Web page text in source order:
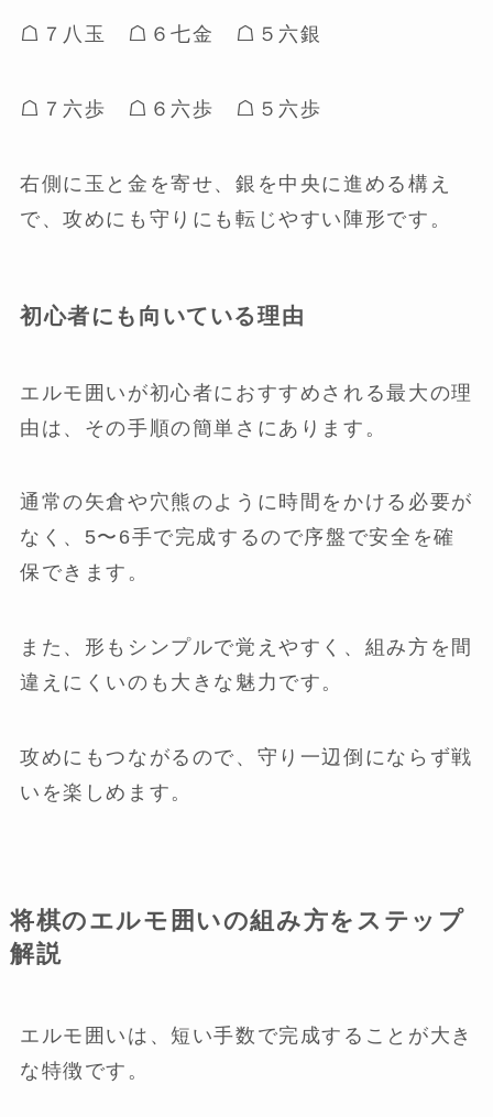
☖７八玉 ☖６七金 ☖５六銀
☖７六歩 ☖６六歩 ☖５六歩
右側に玉と金を寄せ、銀を中央に進める構え
で、攻めにも守りにも転じやすい陣形です。
初心者にも向いている理由
エルモ囲いが初心者におすすめされる最大の理
由は、その手順の簡単さにあります。
通常の矢倉や穴熊のように時間をかける必要が
なく、5〜6手で完成するので序盤で安全を確
保できます。
また、形もシンプルで覚えやすく、組み方を間
違えにくいのも大きな魅力です。
攻めにもつながるので、守り一辺倒にならず戦
いを楽しめます。
将棋のエルモ囲いの組み方をステップ
解説
エルモ囲いは、短い手数で完成することが大き
な特徴です。